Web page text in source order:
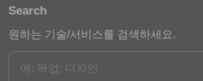
Search
원하는 기술/서비스를 검색하세요.